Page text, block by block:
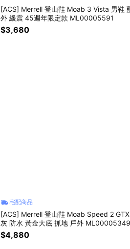
[ACS] Merrell 登山鞋 Moab 3 Vista 男鞋
外 緩震 45週年限定款 ML00005591
$3,680
宅配商品
[ACS] Merrell 登山鞋 Moab Speed 2
灰 防水 黃金大底 抓地 戶外 ML00005349
$4,880